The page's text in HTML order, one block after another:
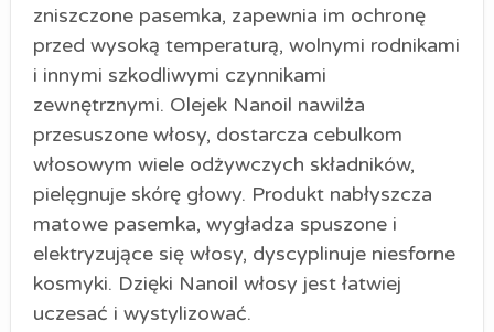
zniszczone pasemka, zapewnia im ochronę
przed wysoką temperaturą, wolnymi rodnikami
i innymi szkodliwymi czynnikami
zewnętrznymi. Olejek Nanoil nawilża
przesuszone włosy, dostarcza cebulkom
włosowym wiele odżywczych składników,
pielęgnuje skórę głowy. Produkt nabłyszcza
matowe pasemka, wygładza spuszone i
elektryzujące się włosy, dyscyplinuje niesforne
kosmyki. Dzięki Nanoil włosy jest łatwiej
uczesać i wystylizować.